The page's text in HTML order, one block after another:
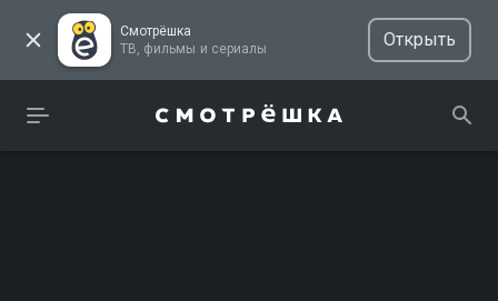
Смотрёшка
ТВ, фильмы и сериалы
Открыть